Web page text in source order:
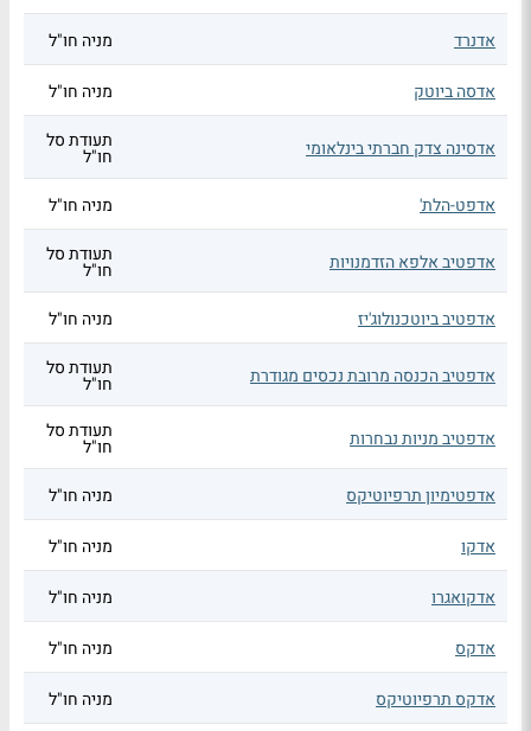
אדנרד מניה חו"ל
אדסה ביוטק מניה חו"ל
אדסינה צדק חברתי בינלאומי תעודת סל
חו"ל
אדפט-הלת'
מניה חו"ל
אדפטיב אלפא הזדמנויות תעודת סל
חו"ל
אדפטיב ביוטכנולוג'יז
מניה חו"ל
אדפטיב הכנסה מרובת נכסים מגודרת תעודת סל
חו"ל
אדפטיב מניות נבחרות תעודת סל
חו"ל
אדפטימיון תרפיוטיקס
מניה חו"ל
אדקו מניה חו"ל
אדקואגרו מניה חו"ל
אדקס מניה חו"ל
אדקס תרפיוטיקס מניה חו"ל